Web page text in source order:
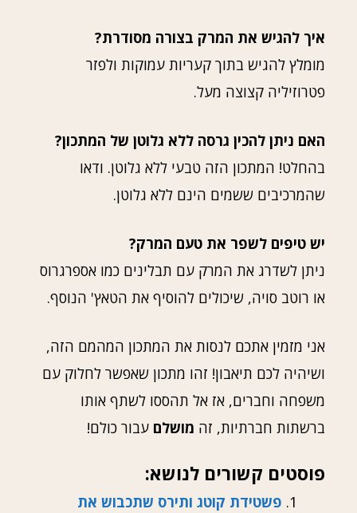
איך להגיש את המרק בצורה מסודרת?
מומלץ להגיש בתוך קעריות עמוקות ולפזר
פטרוזיליה קצוצה מעל.
האם ניתן להכין גרסה ללא גלוטן של המתכון?
בהחלט! המתכון הזה טבעי ללא גלוטן. ודאו
שהמרכיבים ששמים הינם ללא גלוטן.
יש טיפים לשפר את טעם המרק?
ניתן לשדרג את המרק עם תבלינים כמו אספרגרוס
או רוטב סויה, שיכולים להוסיף את הטאץ' הנוסף.
אני מזמין אתכם לנסות את המתכון המהמם הזה,
ושיהיה לכם תיאבון! זהו מתכון שאפשר לחלוק עם
משפחה וחברים, אז אל תהססו לשתף אותו
ברשתות חברתיות, זה מושלם עבור כולם!
פוסטים קשורים לנושא:
פשטידת קוטג ותירס שתכבוש את